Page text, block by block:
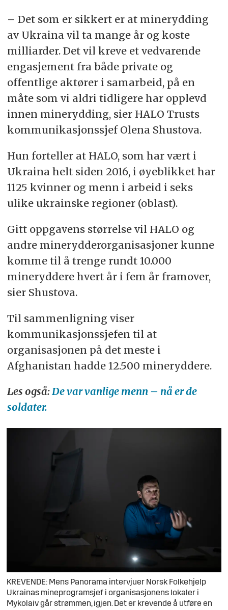
– Det som er sikkert er at minerydding
av Ukraina vil ta mange år og koste
milliarder. Det vil kreve et vedvarende
engasjement fra både private og
offentlige aktører i samarbeid, på en
måte som vi aldri tidligere har opplevd
innen minerydding, sier HALO Trusts
kommunikasjonssjef Olena Shustova.
Hun forteller at HALO, som har vært i
Ukraina helt siden 2016, i øyeblikket har
1125 kvinner og menn i arbeid i seks
ulike ukrainske regioner (oblast).
Gitt oppgavens størrelse vil HALO og
andre minerydderorganisasjoner kunne
komme til å trenge rundt 10.000
mineryddere hvert år i fem år framover,
sier Shustova.
Til sammenligning viser
kommunikasjonssjefen til at
organisasjonen på det meste i
Afghanistan hadde 12.500 mineryddere.
Les også:De var vanlige menn – nå er de
soldater.
KREVENDE: Mens Panorama intervjuer Norsk Folkehjelp
Ukrainas mineprogramsjef i organisasjonens lokaler i
Mykolaiv går strømmen, igjen. Det er krevende å utføre en